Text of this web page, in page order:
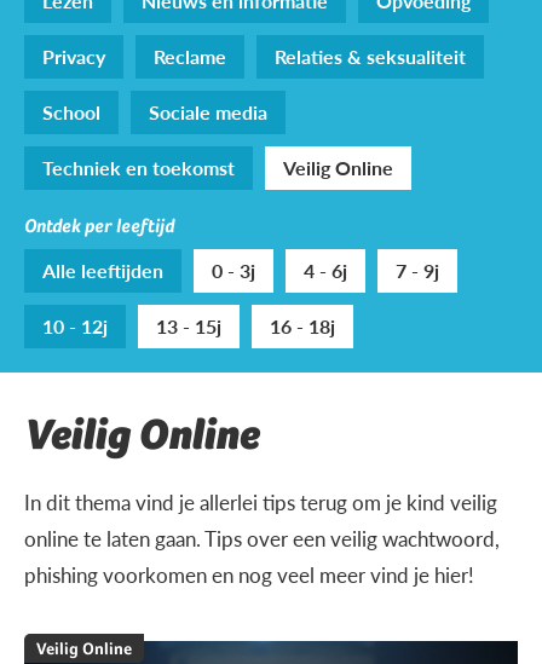
Privacy
Reclame
Relaties & seksualiteit
School
Sociale media
Techniek en toekomst
Veilig Online
Ontdek per leeftijd
Alle leeftijden 0 - 3j 4 - 6j
7 - 9j
10 - 12j
13 - 15j 16 - 18j
Veilig Online
In dit thema vind je allerlei tips terug om je kind veilig
online te laten gaan. Tips over een veilig wachtwoord,
phishing voorkomen en nog veel meer vind je hier!
Veilig Online